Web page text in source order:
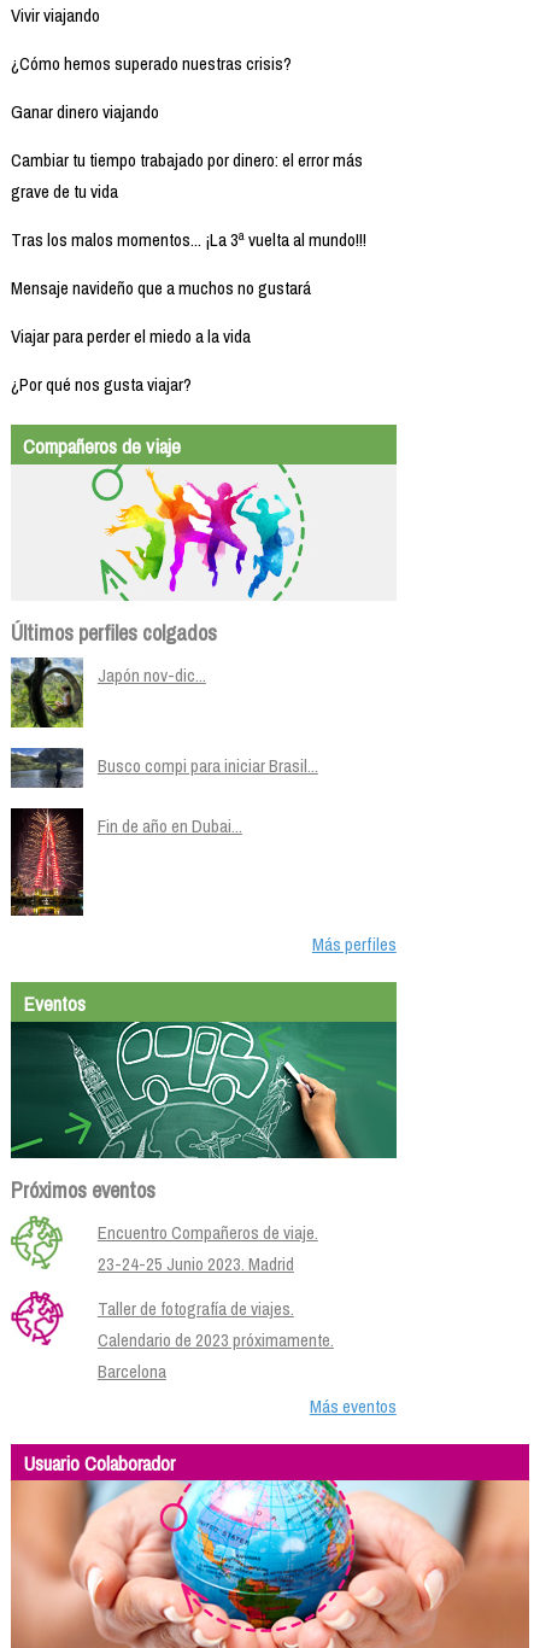
Vivir viajando
¿Cómo hemos superado nuestras crisis?
Ganar dinero viajando
Cambiar tu tiempo trabajado por dinero: el error más
grave de tu vida
Tras los malos momentos... ¡La 3ª vuelta al mundo!!!
Mensaje navideño que a muchos no gustará
Viajar para perder el miedo a la vida
¿Por qué nos gusta viajar?
Compañeros de viaje
Últimos perfiles colgados
Japón nov-dic...
Busco compi para iniciar Brasil...
Fin de año en Dubai...
Más perfiles
Eventos
Próximos eventos
Encuentro Compañeros de viaje.
23-24-25 Junio 2023. Madrid
Taller de fotografía de viajes.
Calendario de 2023 próximamente.
Barcelona
Más eventos
Usuario Colaborador